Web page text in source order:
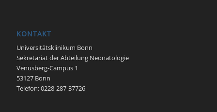
KONTAKT
Universitätsklinikum Bonn
Sekretariat der Abteilung Neonatologie
Venusberg-Campus 1
53127 Bonn
Telefon: 0228-287-37726